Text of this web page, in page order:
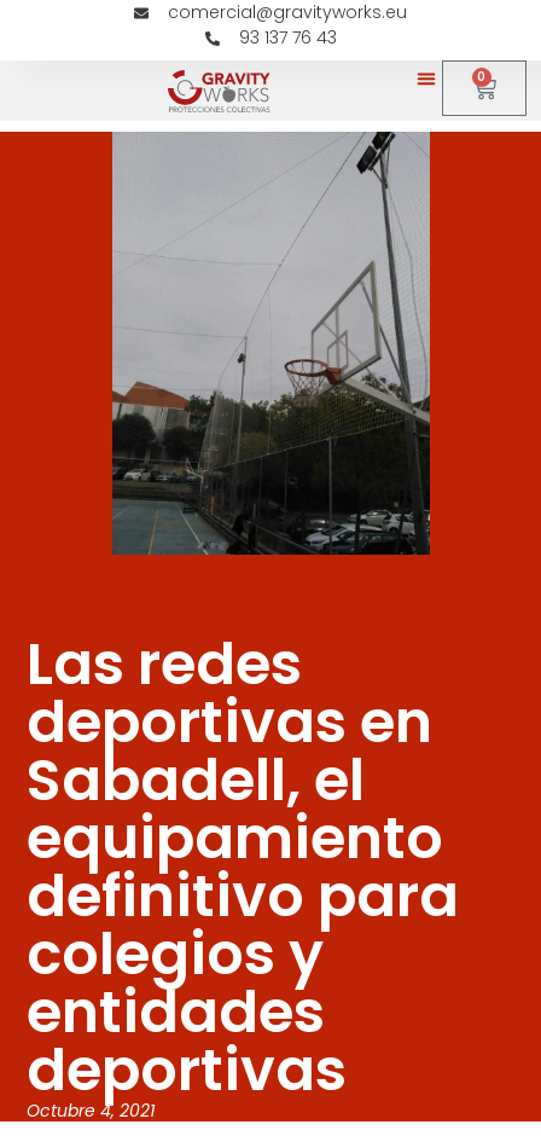
comercial@gravityworks.eu
93 137 76 43
0
Las redes
deportivas en
Sabadell, el
equipamiento
definitivo para
colegios y
entidades
deportivas
Octubre 4, 2021